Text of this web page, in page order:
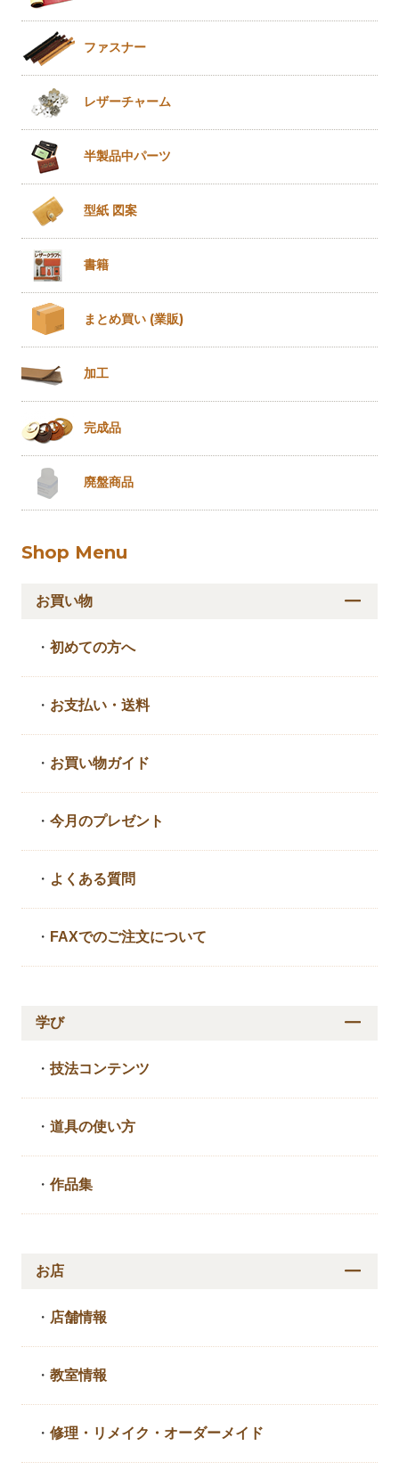
ファスナー
レザーチャーム
半製品中パーツ
型紙 図案
書籍
まとめ買い (業販)
加工
完成品
廃盤商品
Shop Menu
お買い物
・初めての方へ
・ お支払い・送料
・ お買い物ガイド
・今月のプレゼント
・ よくある質問
・ FAXでのご注文について
学び
・技法コンテンツ
・道具の使い方
・作品集
お店
・ 店舗情報
・教室情報
・修理・リメイク・ オーダーメイド